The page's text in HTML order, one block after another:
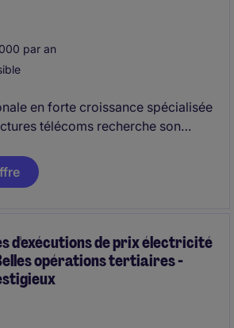
par an
en forte croissance spécialisée
télécoms recherche son
des opérations, le poste offre une
aux enjeux financiers,
d'exécutions de prix électricité
opérations tertiaires -